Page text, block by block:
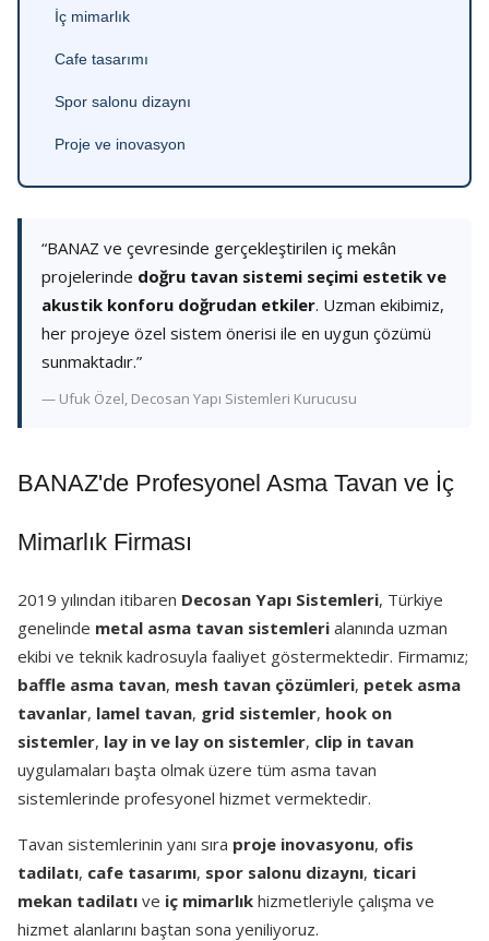
İç mimarlık
Cafe tasarımı
Spor salonu dizaynı
Proje ve inovasyon
“BANAZ ve çevresinde gerçekleştirilen iç mekân
projelerinde doğru tavan sistemi seçimi estetik ve
akustik konforu doğrudan etkiler. Uzman ekibimiz,
her projeye özel sistem önerisi ile en uygun çözümü
sunmaktadır.”
— Ufuk Özel, Decosan Yapı Sistemleri Kurucusu
BANAZ'de Profesyonel Asma Tavan ve İç
Mimarlık Firması
2019 yılından itibaren Decosan Yapı Sistemleri, Türkiye
genelinde metal asma tavan sistemleri alanında uzman
ekibi ve teknik kadrosuyla faaliyet göstermektedir. Firmamız;
baffle asma tavan, mesh tavan çözümleri, petek asma
tavanlar, lamel tavan, grid sistemler, hook on
sistemler, lay in ve lay on sistemler, clip in tavan
uygulamaları başta olmak üzere tüm asma tavan
sistemlerinde profesyonel hizmet vermektedir.
Tavan sistemlerinin yanı sıra proje inovasyonu, ofis
tadilatı, cafe tasarımı, spor salonu dizaynı, ticari
mekan tadilatı ve iç mimarlık hizmetleriyle çalışma ve
hizmet alanlarını baştan sona yeniliyoruz.